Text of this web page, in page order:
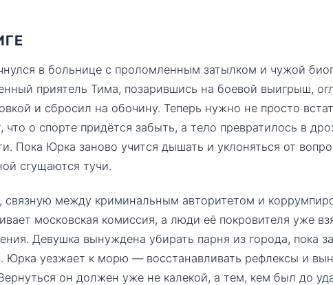
в больнице с проломленным затылком и чужой
приятель Тима, позарившись на боевой выигрыш,
и сбросил на обочину. Теперь нужно не просто
что о спорте придётся забыть, а тело превратилось в
Пока Юрка заново учится дышать и уклоняться от
сгущаются тучи.
связную между криминальным авторитетом и
московская комиссия, а люди её покровителя уже
Девушка вынуждена убирать парня из города, пока
Юрка уезжает к морю — восстанавливать рефлексы и
он должен уже не калекой, а тем, кем был до